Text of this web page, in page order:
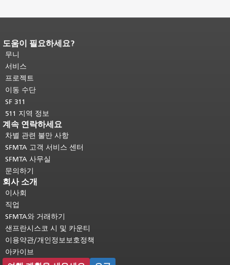
페이지 내용 끝입니다.이 페이지의 나
머지 내용은 모든 페이지에 반복됩니
다.메인 콘텐츠 상단으로 돌아가려면
여기를 클릭하십시오
도움이 필요하세요?
무니
서비스
프로젝트
이동 수단
SF 311
511 지역 정보
계속 연락하세요
차별 관련 불만 사항
SFMTA 고객 서비스 센터
SFMTA 사무실
문의하기
회사 소개
이사회
직업
SFMTA와 거래하기
샌프란시스코 시 및 카운티
이용약관/개인정보보호정책
아카이브